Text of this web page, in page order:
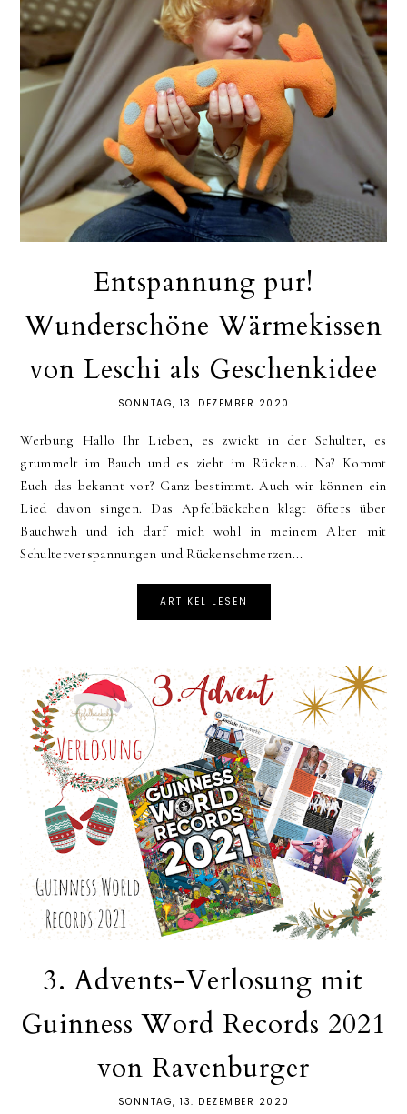
Entspannung pur!
Wunderschöne Wärmekissen
von Leschi als Geschenkidee
SONNTAG, 13. DEZEMBER 2020
Werbung Hallo Ihr Lieben, es zwickt in der Schulter, es
grummelt im Bauch und es zieht im Rücken... Na? Kommt
Euch das bekannt vor? Ganz bestimmt. Auch wir können ein
Lied davon singen. Das Apfelbäckchen klagt öfters über
Bauchweh und ich darf mich wohl in meinem Alter mit
Schulterverspannungen und Rückenschmerzen...
ARTIKEL LESEN
3. Advents-Verlosung mit
Guinness Word Records 2021
von Ravenburger
SONNTAG, 13. DEZEMBER 2020